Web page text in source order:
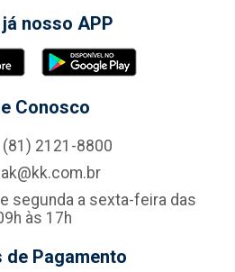
nosso APP
Conosco
(81) 2121-8800
segunda a sexta-feira das
às 17h
de Pagamento